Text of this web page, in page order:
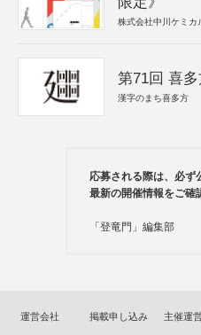
株式会社中川ケミカ
第71回 喜
漢字のまち喜多方
応募される際は、必ず
最新の開催情報をご確
「登竜門」編集部
運営会社 掲載申し込み 主催運